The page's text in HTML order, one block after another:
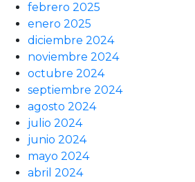
febrero 2025
enero 2025
diciembre 2024
noviembre 2024
octubre 2024
septiembre 2024
agosto 2024
julio 2024
junio 2024
mayo 2024
abril 2024